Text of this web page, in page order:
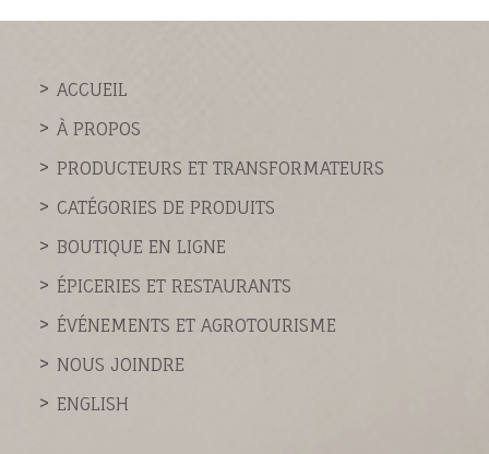
ACCUEIL
À PROPOS
PRODUCTEURS ET TRANSFORMATEURS
CATÉGORIES DE PRODUITS
BOUTIQUE EN LIGNE
ÉPICERIES ET RESTAURANTS
ÉVÉNEMENTS ET AGROTOURISME
NOUS JOINDRE
ENGLISH